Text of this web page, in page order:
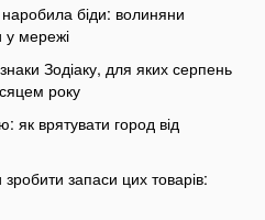
біди: волиняни
у мережі
Зодіаку, для яких серпень
року
як врятувати город від
зробити запаси цих товарів: